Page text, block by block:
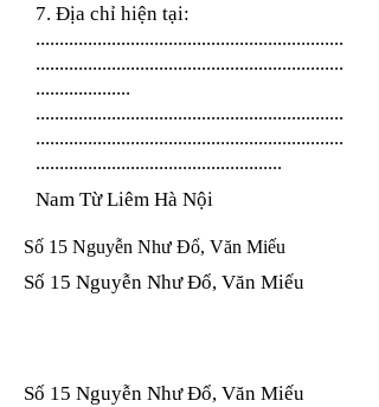
7. Địa chỉ hiện tại:
.................................................................
.................................................................
....................
.................................................................
.................................................................
....................................................
Nam Từ Liêm Hà Nội
Số 15 Nguyễn Như Đổ, Văn Miếu
Số 15 Nguyễn Như Đổ, Văn Miếu
Số 15 Nguyễn Như Đổ, Văn Miếu